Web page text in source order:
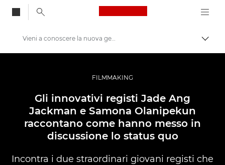
Canon Logo, back
Fotografia e video professionali
Storie
Vieni a conoscere la nuova generazione di filmmaker
FILMMAKING
Gli innovativi registi Jade Ang
Jackman e Samona Olanipekun
raccontano come hanno messo in
discussione lo status quo
Incontra i due straordinari giovani registi che